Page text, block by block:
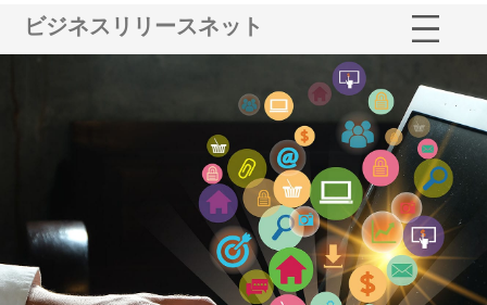
ビジネスリリースネット